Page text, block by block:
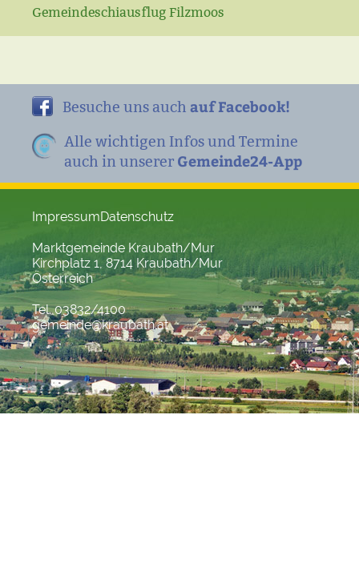
Gemeindeschiausflug Filzmoos
Besuche uns auch auf Facebook!
Alle wichtigen Infos und Termine
auch in unserer Gemeinde24-App
ImpressumDatenschutz
Marktgemeinde Kraubath/Mur
Kirchplatz 1, 8714 Kraubath/Mur
Österreich
Tel. 03832/4100
gemeinde@kraubath.at